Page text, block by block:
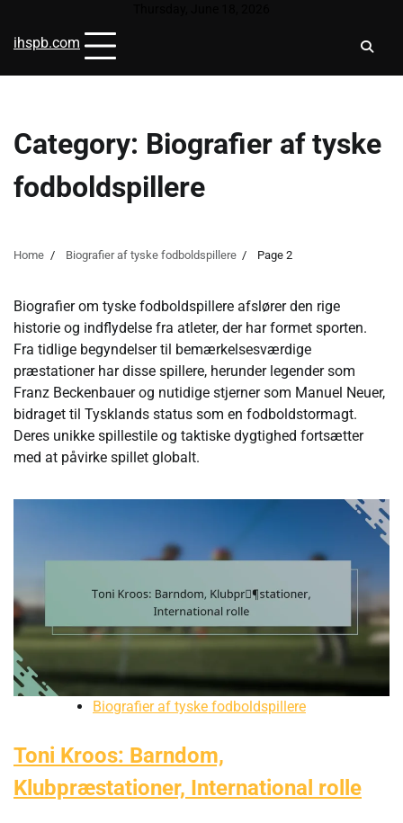
content
ihspb.com
Category: Biografier af tyske
fodboldspillere
Home Biografier af tyske fodboldspillere Page 2
Biografier om tyske fodboldspillere afslører den rige
historie og indflydelse fra atleter, der har formet sporten.
Fra tidlige begyndelser til bemærkelsesværdige
præstationer har disse spillere, herunder legender som
Franz Beckenbauer og nutidige stjerner som Manuel Neuer,
bidraget til Tysklands status som en fodboldstormagt.
Deres unikke spillestile og taktiske dygtighed fortsætter
med at påvirke spillet globalt.
Biografier af tyske fodboldspillere
Toni Kroos: Barndom,
Klubpræstationer, International rolle